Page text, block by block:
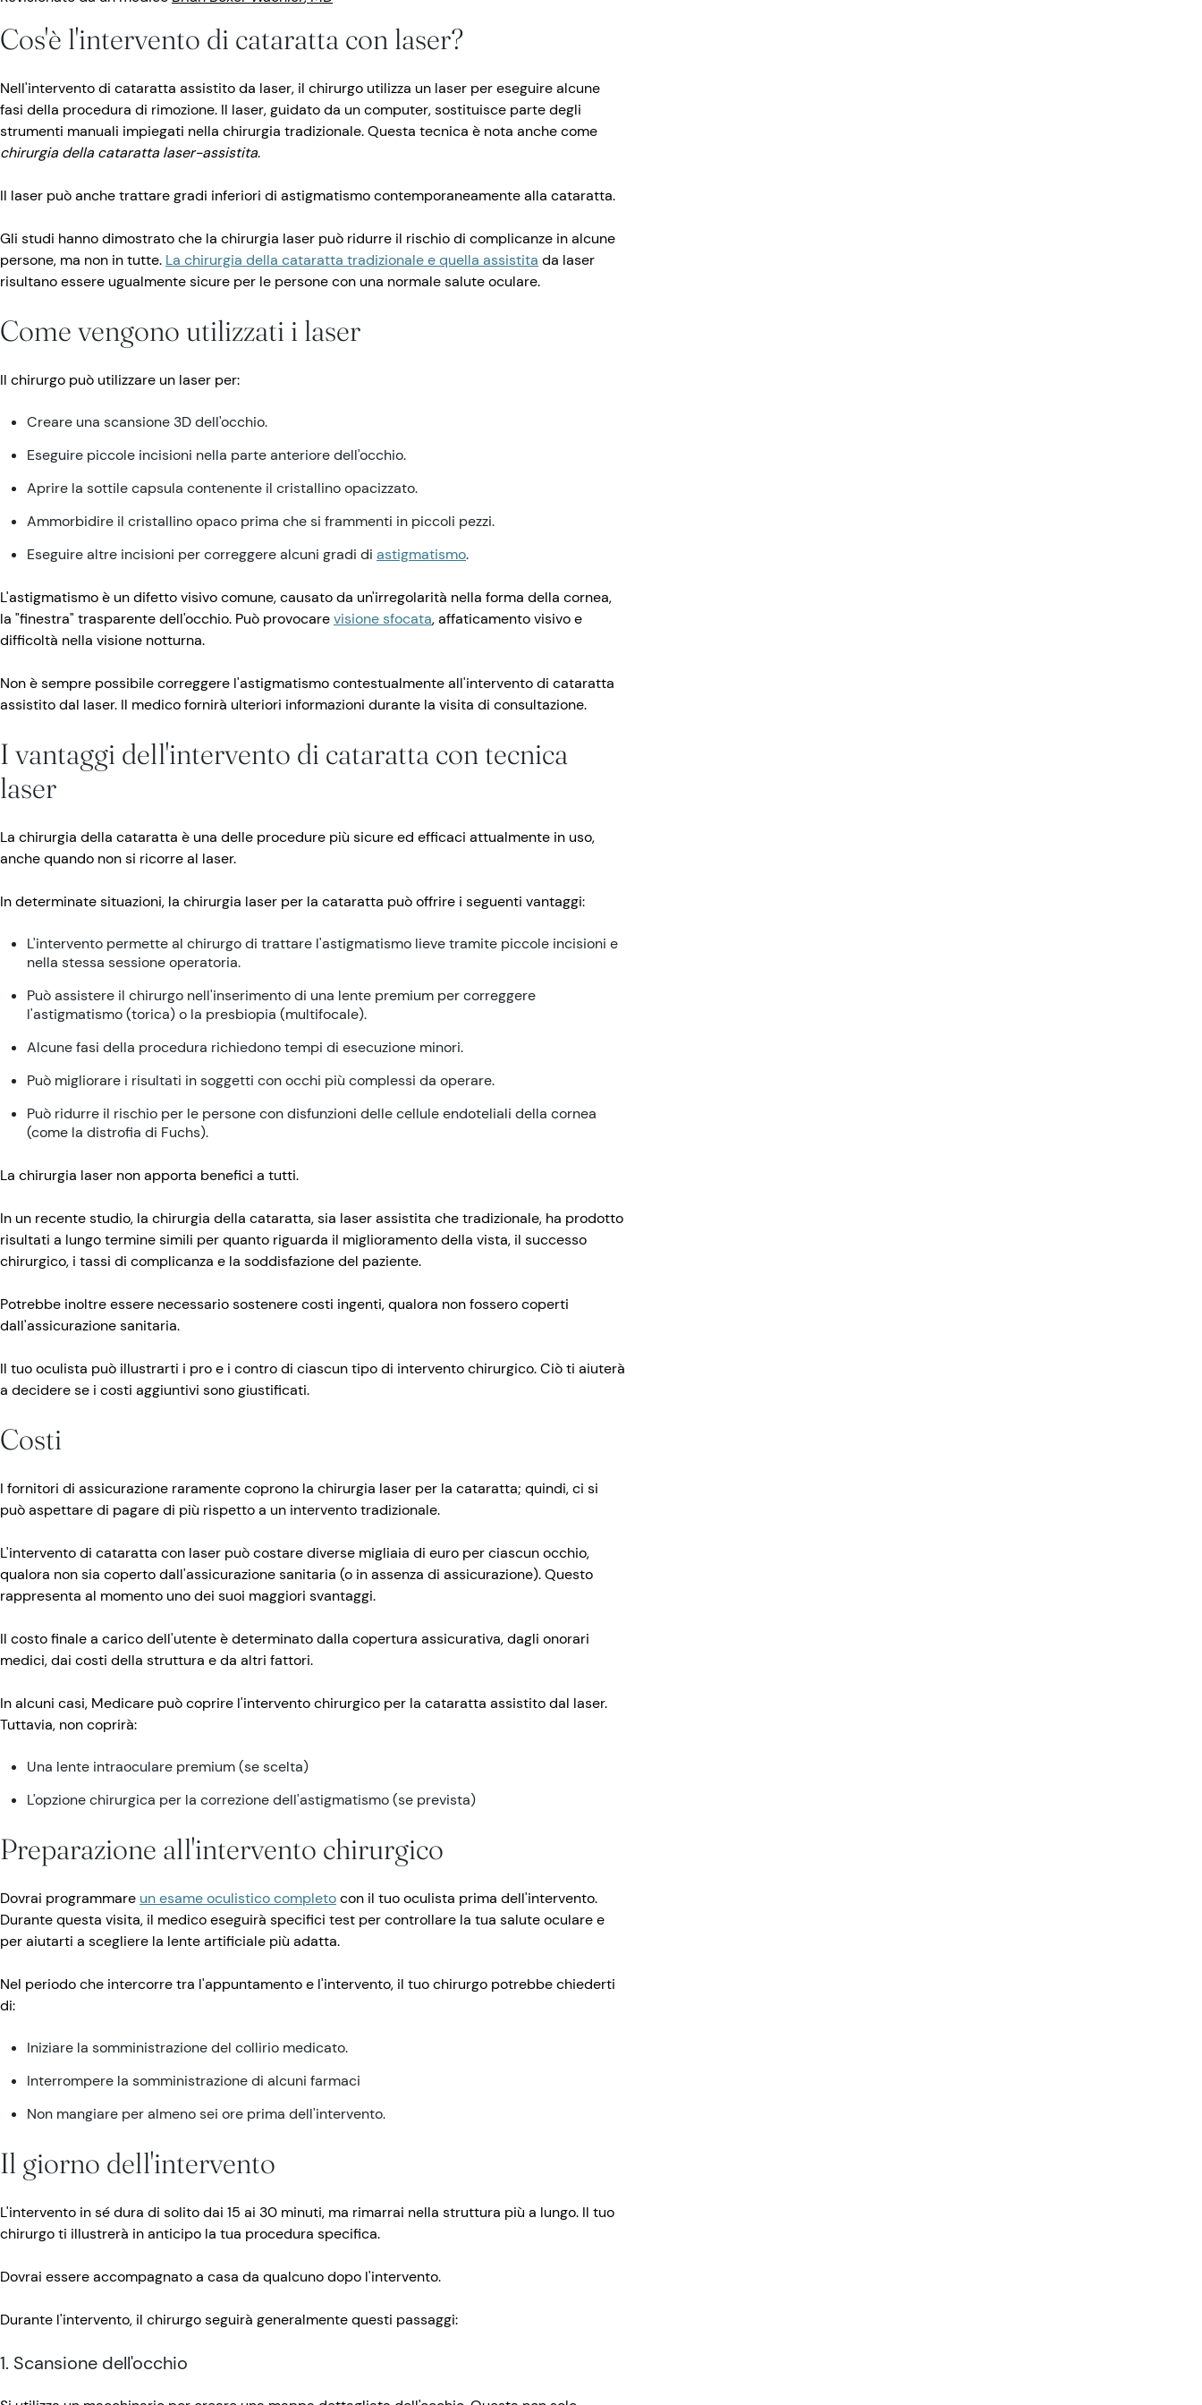
Cos'è l'intervento di cataratta con laser?
Nell'intervento di cataratta assistito da laser, il chirurgo utilizza un laser per eseguire alcune
fasi della procedura di rimozione. Il laser, guidato da un computer, sostituisce parte degli
strumenti manuali impiegati nella chirurgia tradizionale. Questa tecnica è nota anche come
chirurgia della cataratta laser-assistita.
Il laser può anche trattare gradi inferiori di astigmatismo contemporaneamente alla cataratta.
Gli studi hanno dimostrato che la chirurgia laser può ridurre il rischio di complicanze in alcune
persone, ma non in tutte. La chirurgia della cataratta tradizionale e quella assistita da laser
risultano essere ugualmente sicure per le persone con una normale salute oculare.
Come vengono utilizzati i laser
Il chirurgo può utilizzare un laser per:
Creare una scansione 3D dell'occhio.
Eseguire piccole incisioni nella parte anteriore dell'occhio.
Aprire la sottile capsula contenente il cristallino opacizzato.
Ammorbidire il cristallino opaco prima che si frammenti in piccoli pezzi.
Eseguire altre incisioni per correggere alcuni gradi di astigmatismo.
L'astigmatismo è un difetto visivo comune, causato da un'irregolarità nella forma della cornea,
la "finestra" trasparente dell'occhio. Può provocarevisione sfocata, affaticamento visivo e
difficoltà nella visione notturna.
Non è sempre possibile correggere l'astigmatismo contestualmente all'intervento di cataratta
assistito dal laser. Il medico fornirà ulteriori informazioni durante la visita di consultazione.
I vantaggi dell'intervento di cataratta con tecnica
laser
La chirurgia della cataratta è una delle procedure più sicure ed efficaci attualmente in uso,
anche quando non si ricorre al laser.
In determinate situazioni, la chirurgia laser per la cataratta può offrire i seguenti vantaggi:
L'intervento permette al chirurgo di trattare l'astigmatismo lieve tramite piccole incisioni e
nella stessa sessione operatoria.
Può assistere il chirurgo nell'inserimento di una lente premium per correggere
l'astigmatismo (torica) o la presbiopia (multifocale).
Alcune fasi della procedura richiedono tempi di esecuzione minori.
Può migliorare i risultati in soggetti con occhi più complessi da operare.
Può ridurre il rischio per le persone con disfunzioni delle cellule endoteliali della cornea
(come la distrofia di Fuchs).
La chirurgia laser non apporta benefici a tutti.
In un recente studio, la chirurgia della cataratta, sia laser assistita che tradizionale, ha prodotto
risultati a lungo termine simili per quanto riguarda il miglioramento della vista, il successo
chirurgico, i tassi di complicanza e la soddisfazione del paziente.
Potrebbe inoltre essere necessario sostenere costi ingenti, qualora non fossero coperti
dall'assicurazione sanitaria.
Il tuo oculista può illustrarti i pro e i contro di ciascun tipo di intervento chirurgico. Ciò ti aiuterà
a decidere se i costi aggiuntivi sono giustificati.
Costi
I fornitori di assicurazione raramente coprono la chirurgia laser per la cataratta; quindi, ci si
può aspettare di pagare di più rispetto a un intervento tradizionale.
L'intervento di cataratta con laser può costare diverse migliaia di euro per ciascun occhio,
qualora non sia coperto dall'assicurazione sanitaria (o in assenza di assicurazione). Questo
rappresenta al momento uno dei suoi maggiori svantaggi.
Il costo finale a carico dell'utente è determinato dalla copertura assicurativa, dagli onorari
medici, dai costi della struttura e da altri fattori.
In alcuni casi, Medicare può coprire l'intervento chirurgico per la cataratta assistito dal laser.
Tuttavia, non coprirà:
Una lente intraoculare premium (se scelta)
L'opzione chirurgica per la correzione dell'astigmatismo (se prevista)
Preparazione all'intervento chirurgico
Dovrai programmare un esame oculistico completocon il tuo oculista prima dell'intervento.
Durante questa visita, il medico eseguirà specifici test per controllare la tua salute oculare e
per aiutarti a scegliere la lente artificiale più adatta.
Nel periodo che intercorre tra l'appuntamento e l'intervento, il tuo chirurgo potrebbe chiederti
di:
Iniziare la somministrazione del collirio medicato.
Interrompere la somministrazione di alcuni farmaci
Non mangiare per almeno sei ore prima dell'intervento.
Il giorno dell'intervento
L'intervento in sé dura di solito dai 15 ai 30 minuti, ma rimarrai nella struttura più a lungo. Il tuo
chirurgo ti illustrerà in anticipo la tua procedura specifica.
Dovrai essere accompagnato a casa da qualcuno dopo l'intervento.
Durante l'intervento, il chirurgo seguirà generalmente questi passaggi:
1. Scansione dell'occhio